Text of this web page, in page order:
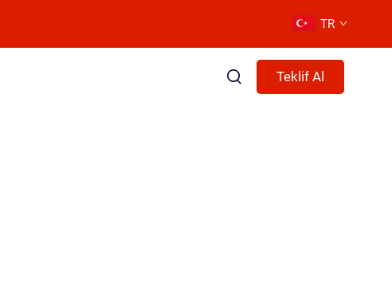
TR
Teklif Al